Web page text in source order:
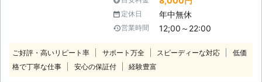
で修理しますのでご安心ください。
変なサイトを誤ってクリックしてウイ
ルスに感染してしまったほか、液晶画
ているといったパソコントラブルはな
かなか自分で解決することが難しいで
過ぎているPCに至っては、部品がな
いこともあります。 しかし、ちょっ
とした故障程度ならまだまだ使い続け
パソコンの修理やデータ復旧を3,000
件近くこなしている実績豊富な修理業
定休日 年中無休
営業時間 12;00～22:00
ご好評・高いリピート率 サポート万全 スピーディーな対応
低価
格で丁寧な仕事
安心の保証付 経験豊富